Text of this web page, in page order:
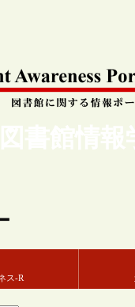
書館情
ス-R